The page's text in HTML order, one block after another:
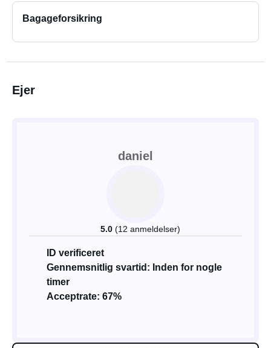
Bagageforsikring
Ejer
daniel
5.0 (12 anmeldelser)
ID verificeret
Gennemsnitlig svartid: Inden for nogle
timer
Acceptrate: 67%